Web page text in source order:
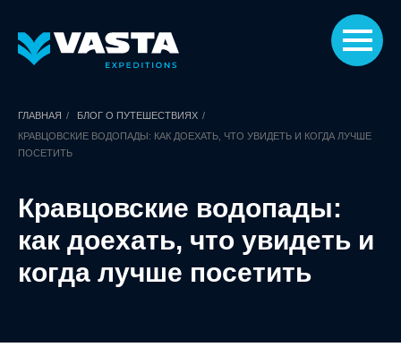
ГЛАВНАЯ / БЛОГ О ПУТЕШЕСТВИЯХ /
КРАВЦОВСКИЕ ВОДОПАДЫ: КАК ДОЕХАТЬ, ЧТО УВИДЕТЬ И КОГДА ЛУЧШЕ
ПОСЕТИТЬ
Кравцовские водопады:
как доехать, что увидеть и
когда лучше посетить